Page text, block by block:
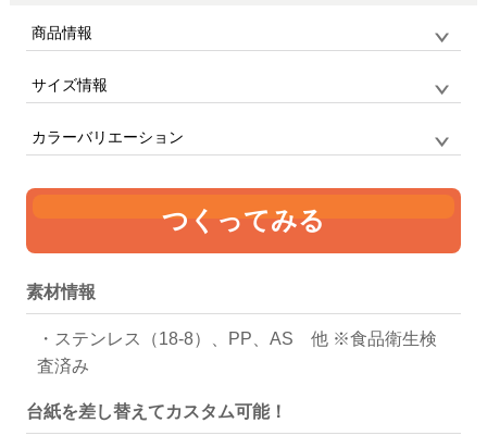
商品情報
品番
サイズ情報
ステンレスボトル
単位:mm
Φ72
カラーバリエーション
つくってみる
素材情報
・ステンレス（18-8）、PP、AS 他 ※食品衛生検
査済み
台紙を差し替えてカスタム可能！